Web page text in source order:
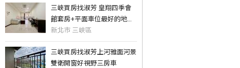
三峽買房找淑芳 皇翔四季會
館套房+平面車位最好的地段
最好的安排
新北市 三峽區
三峽買房找淑芳上河雅面河景
雙衛開窗好視野三房車